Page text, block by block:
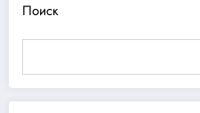
Поиск